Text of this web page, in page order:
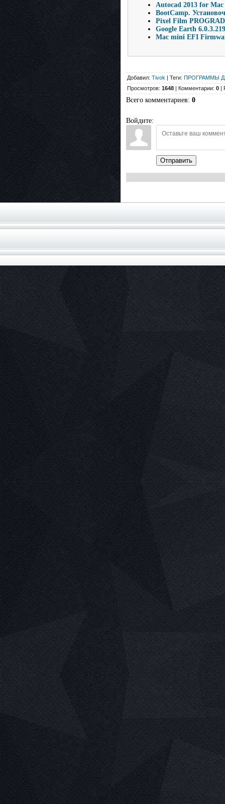
Autocad 2013 for Mac
BootCamp.
Pixel Film
Google Earth
Mac mini EFI
Добавил: Tivok | Теги: ПРОГРАММЫ
Просмотров: 1648 | Комментарии: 0 |
Всего комментариев: 0
Войдите:
Отправить